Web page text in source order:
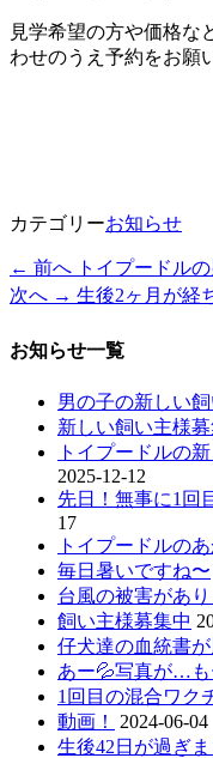
見学希望の方や価格な
わせのうえ予約をお願
カテゴリーお知らせ
投
稿
ナ
← 前へ 過
去
投
トイプードル
次へ → 次
投
生後2ヶ月が経
お知らせ一覧
男の子の新しい
新しい飼い主様募
トイプードルの
2025-12-12
先日！無事に1回
17
トイプードルの
毎日暑いですね〜
台風の被害があ
飼い主様募集中
仔犬達の血統書が
あー💦写真が…も
1回目の混合ワク
動画！
2024-06-04
生後42日が過ぎま